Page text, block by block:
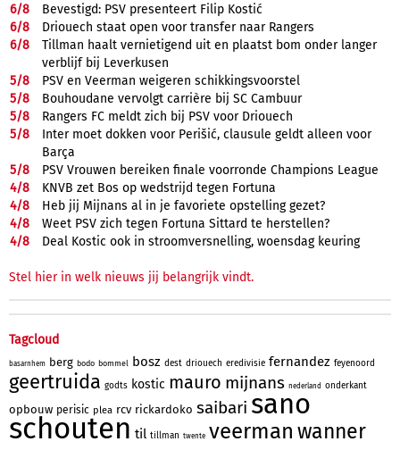
6/8
Bevestigd: PSV presenteert Filip Kostić
6/8
Driouech staat open voor transfer naar Rangers
6/8
Tillman haalt vernietigend uit en plaatst bom onder langer
verblijf bij Leverkusen
5/8
PSV en Veerman weigeren schikkingsvoorstel
5/8
Bouhoudane vervolgt carrière bij SC Cambuur
5/8
Rangers FC meldt zich bij PSV voor Driouech
5/8
Inter moet dokken voor Perišić, clausule geldt alleen voor
Barça
5/8
PSV Vrouwen bereiken finale voorronde Champions League
4/8
KNVB zet Bos op wedstrijd tegen Fortuna
4/8
Heb jij Mijnans al in je favoriete opstelling gezet?
4/8
Weet PSV zich tegen Fortuna Sittard te herstellen?
4/8 Deal Kostic ook in stroomversnelling, woensdag keuring
Stel hier in welk nieuws jij belangrijk vindt.
Tagcloud
basarnhem berg bodo bommel bosz dest driouech eredivisie fernandez feyenoord
geertruida godts kostic mauro mijnans nederland onderkant
opbouw perisic plea rcv rickardoko saibari sano
schouten til tillman twente veerman wanner